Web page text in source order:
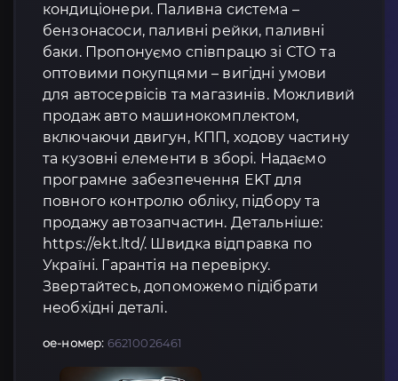
кондиціонери. Паливна система –
бензонасоси, паливні рейки, паливні
баки. Пропонуємо співпрацю зі СТО та
оптовими покупцями – вигідні умови
для автосервісів та магазинів. Можливий
продаж авто машинокомплектом,
включаючи двигун, КПП, ходову частину
та кузовні елементи в зборі. Надаємо
програмне забезпечення EKT для
повного контролю обліку, підбору та
продажу автозапчастин. Детальніше:
https://ekt.ltd/. Швидка відправка по
Україні. Гарантія на перевірку.
Звертайтесь, допоможемо підібрати
необхідні деталі.
oe-номер: 66210026461